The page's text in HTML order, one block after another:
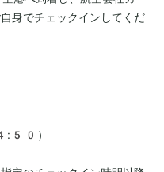
身でチェックインしてくだ
）